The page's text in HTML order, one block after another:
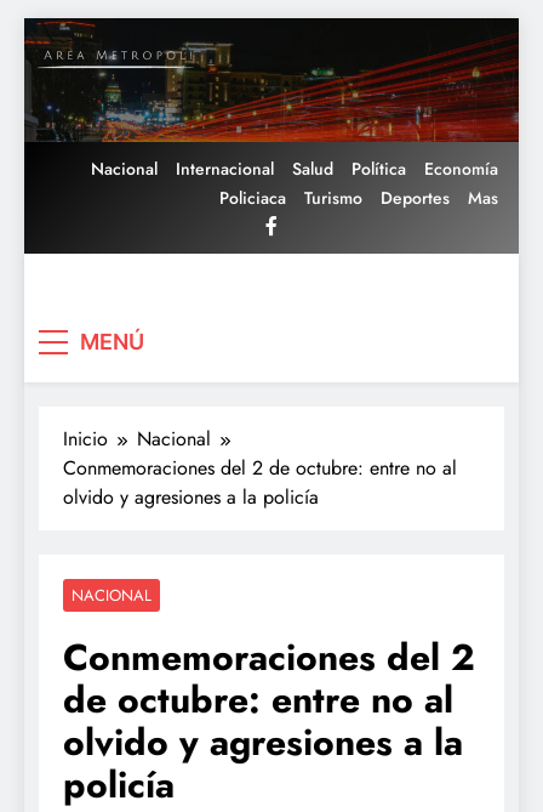
Saltar
al
contenido
Nacional Internacional Salud Política
Economía
Policiaca
Turismo Deportes Mas
MENÚ
Inicio
Nacional
Conmemoraciones del 2 de octubre: entre no al
olvido y agresiones a la policía
NACIONAL
Conmemoraciones del 2
de octubre: entre no al
olvido y agresiones a la
policía